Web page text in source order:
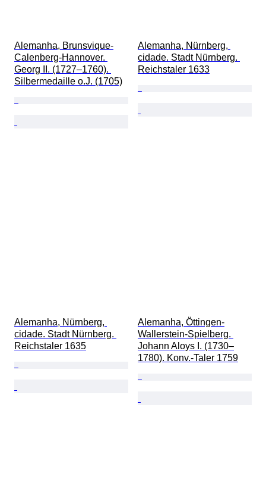
Alemanha, Brunsvique-
Calenberg-Hannover.
Georg II. (1727–1760).
Silbermedaille o.J. (1705)
Alemanha, Nürnberg,
cidade. Stadt Nürnberg.
Reichstaler 1633
Alemanha, Nürnberg,
cidade. Stadt Nürnberg.
Reichstaler 1635
Alemanha, Öttingen-
Wallerstein-Spielberg.
Johann Aloys I. (1730–
1780). Konv.-Taler 1759